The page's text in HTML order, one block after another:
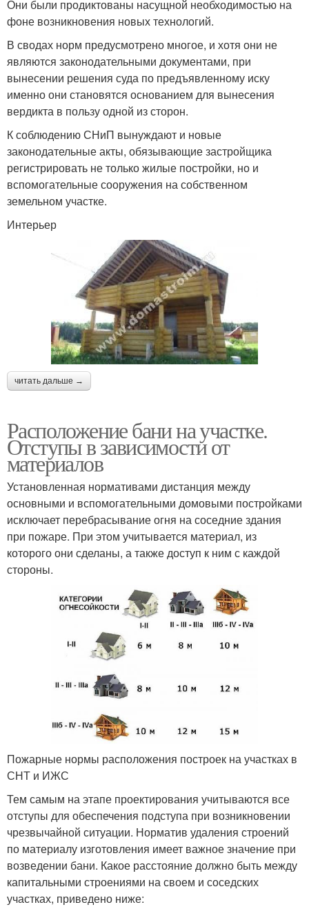
Они были продиктованы насущной необходимостью на
фоне возникновения новых технологий.
В сводах норм предусмотрено многое, и хотя они не
являются законодательными документами, при
вынесении решения суда по предъявленному иску
именно они становятся основанием для вынесения
вердикта в пользу одной из сторон.
К соблюдению СНиП вынуждают и новые
законодательные акты, обязывающие застройщика
регистрировать не только жилые постройки, но и
вспомогательные сооружения на собственном
земельном участке.
Интерьер
читать дальше →
Расположение бани на участке.
Отступы в зависимости от
материалов
Установленная нормативами дистанция между
основными и вспомогательными домовыми постройками
исключает перебрасывание огня на соседние здания
при пожаре. При этом учитывается материал, из
которого они сделаны, а также доступ к ним с каждой
стороны.
Пожарные нормы расположения построек на участках в
СНТ и ИЖС
Тем самым на этапе проектирования учитываются все
отступы для обеспечения подступа при возникновении
чрезвычайной ситуации. Норматив удаления строений
по материалу изготовления имеет важное значение при
возведении бани. Какое расстояние должно быть между
капитальными строениями на своем и соседских
участках, приведено ниже: